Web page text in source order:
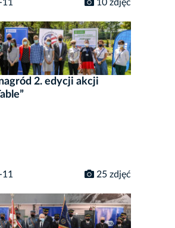
11 10 zdjęć
2. edycji akcji
11 25 zdjęć